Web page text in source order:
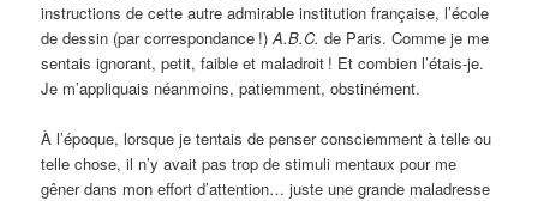
instructions de cette autre admirable institution française, l’école
de dessin (par correspondance !)A.B.C. de Paris. Comme je me
sentais ignorant, petit, faible et maladroit ! Et combien l’étais-je.
Je m’appliquais néanmoins, patiemment, obstinément.
À l’époque, lorsque je tentais de penser consciemment à telle ou
telle chose, il n’y avait pas trop de stimuli mentaux pour me
gêner dans mon effort d’attention… juste une grande maladresse